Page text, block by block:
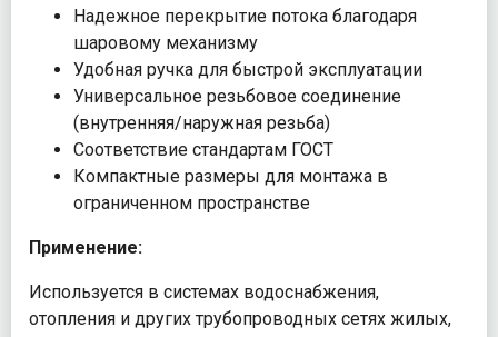
Надежное перекрытие потока благодаря
шаровому механизму
Удобная ручка для быстрой эксплуатации
Универсальное резьбовое соединение
(внутренняя/наружная резьба)
Соответствие стандартам ГОСТ
Компактные размеры для монтажа в
ограниченном пространстве
Применение:
Используется в системах водоснабжения,
отопления и других трубопроводных сетях жилых,